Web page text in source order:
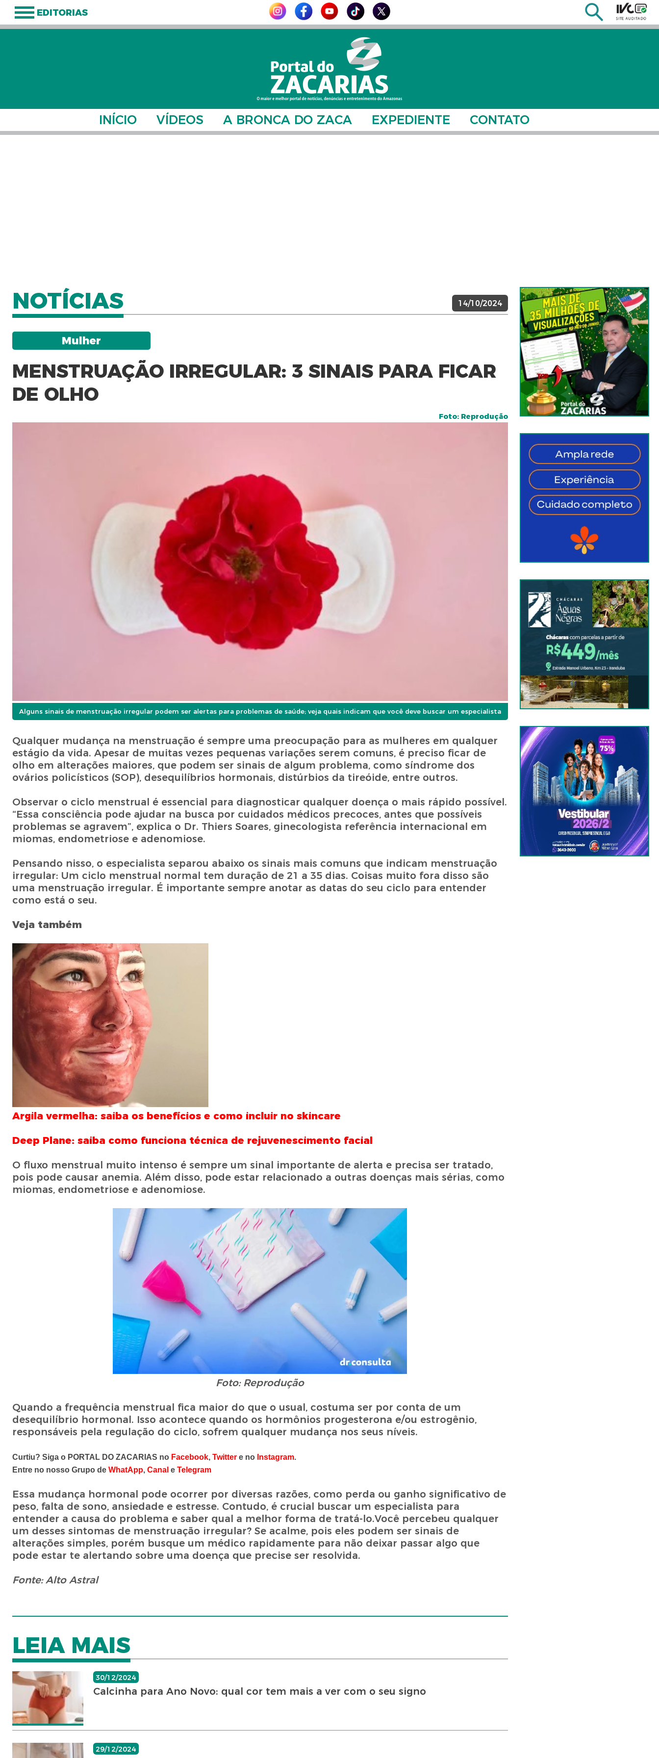
EDITORIAS
INÍCIO VÍDEOS A BRONCA DO ZACA EXPEDIENTE CONTATO
NOTÍCIAS 14/10/2024
Mulher
MENSTRUAÇÃO IRREGULAR: 3 SINAIS PARA FICAR
DE OLHO
Foto: Reprodução
Alguns sinais de menstruação irregular podem ser alertas para problemas de saúde; veja quais indicam que você deve buscar um especialista
Qualquer mudança na menstruação é sempre uma preocupação para as mulheres em qualquer
estágio da vida. Apesar de muitas vezes pequenas variações serem comuns, é preciso ficar de
olho em alterações maiores, que podem ser sinais de algum problema, como síndrome dos
ovários policísticos (SOP), desequilíbrios hormonais, distúrbios da tireóide, entre outros.
Observar o ciclo menstrual é essencial para diagnosticar qualquer doença o mais rápido possível.
“Essa consciência pode ajudar na busca por cuidados médicos precoces, antes que possíveis
problemas se agravem”, explica o Dr. Thiers Soares, ginecologista referência internacional em
miomas, endometriose e adenomiose.
Pensando nisso, o especialista separou abaixo os sinais mais comuns que indicam menstruação
irregular: Um ciclo menstrual normal tem duração de 21 a 35 dias. Coisas muito fora disso são
uma menstruação irregular. É importante sempre anotar as datas do seu ciclo para entender
como está o seu.
Veja também
Argila vermelha: saiba os benefícios e como incluir no skincare
Deep Plane: saiba como funciona técnica de rejuvenescimento facial
O fluxo menstrual muito intenso é sempre um sinal importante de alerta e precisa ser tratado,
pois pode causar anemia. Além disso, pode estar relacionado a outras doenças mais sérias, como
miomas, endometriose e adenomiose.
Foto: Reprodução
Quando a frequência menstrual fica maior do que o usual, costuma ser por conta de um
desequilíbrio hormonal. Isso acontece quando os hormônios progesterona e/ou estrogênio,
responsáveis pela regulação do ciclo, sofrem qualquer mudança nos seus níveis.
Curtiu? Siga o PORTAL DO ZACARIAS no Facebook, Twittere no Instagram.
Entre no nosso Grupo de WhatApp, Canal e Telegram
Essa mudança hormonal pode ocorrer por diversas razões, como perda ou ganho significativo de
peso, falta de sono, ansiedade e estresse. Contudo, é crucial buscar um especialista para
entender a causa do problema e saber qual a melhor forma de tratá-lo.Você percebeu qualquer
um desses sintomas de menstruação irregular? Se acalme, pois eles podem ser sinais de
alterações simples, porém busque um médico rapidamente para não deixar passar algo que
pode estar te alertando sobre uma doença que precise ser resolvida.
Fonte: Alto Astral
LEIA MAIS
30/12/2024
Calcinha para Ano Novo: qual cor tem mais a ver com o seu signo
29/12/2024